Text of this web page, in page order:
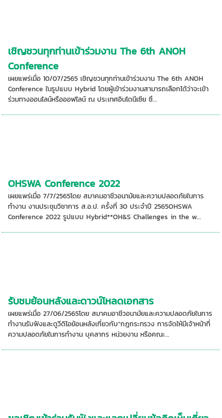
เชิญชวนทุกท่านเข้าร่วมงาน The 6th ANOH
Conference
เผยแพร่เมื่อ 10/07/2565 เชิญชวนทุกท่านเข้าร่วมงาน The 6th ANOH
Conference ในรูปแบบ Hybrid โดยผู้เข้าร่วมงานสามารถเลือกได้ว่าจะเข้า
ร่วมทางออนไลน์หรือออฟไลน์ ณ ประเทศอินโดนีเซีย ซึ...
OHSWA Conference 2022
เผยแพร่เมื่อ 7/7/2565โดย สมาคมอาชีวอนามัยและความปลอดภัยในการ
ทำงาน งานประชุมวิชาการ ส.อ.ป. ครั้งที่ 30 ประจำปี 2565OHSWA
Conference 2022 รูปแบบ Hybrid**OH&S Challenges in the w...
รับชมย้อนหลังและดาวน์โหลดเอกสาร
เผยแพร่เมื่อ 27/06/2565โดย สมาคมอาชีวอนามัยและความปลอดภัยในการ
ทำงานรับฟังและดูวีดิโอย้อนหลังเกี่ยวกับ“กฎกระทรวง การจัดให้มีเจ้าหน้าที่
ความปลอดภัยในการทำงาน บุคลากร หน่วยงาน หรือคณะ...